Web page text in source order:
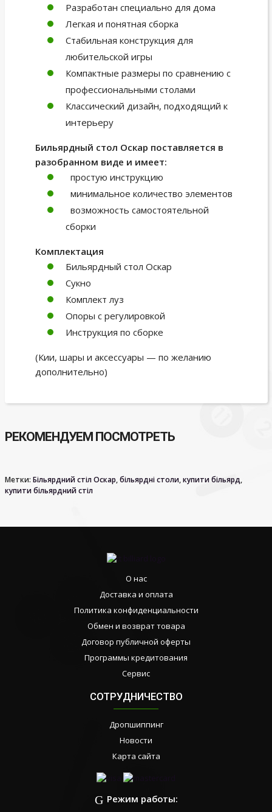
Разработан специально для дома
Легкая и понятная сборка
Стабильная конструкция для
любительской игры
Компактные размеры по сравнению с
профессиональными столами
Классический дизайн, подходящий к
интерьеру
Бильярдный стол Оскар поставляется в
разобранном виде и имеет:
простую инструкцию
минимальное количество элементов
возможность самостоятельной
сборки
Комплектация
Бильярдный стол Оскар
Сукно
Комплект луз
Опоры с регулировкой
Инструкция по сборке
(Кии, шары и аксессуары — по желанию
дополнительно)
РЕКОМЕНДУЕМ ПОСМОТРЕТЬ
Метки: Більярдний стіл Оскар,більярдні столи,купити більярд,
купити більярдний стіл
О нас
Доставка и оплата
Политика конфиденциальности
Обмен и возврат товара
Договор публичной оферты
Программы кредитования
Сервис
СОТРУДНИЧЕСТВО
Дропшиппинг
Новости
Карта сайта
Режим работы: